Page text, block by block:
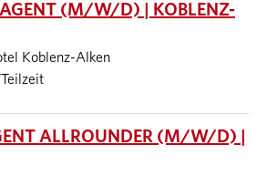
AGENT (M/W/D) | KOBLENZ-
Koblenz-Alken
ALLROUNDER (M/W/D) |